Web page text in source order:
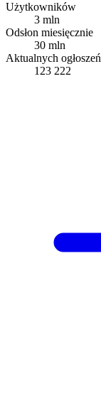
Użytkowników
3 mln
Odsłon miesięcznie
30 mln
Aktualnych ogłoszeń
123 222